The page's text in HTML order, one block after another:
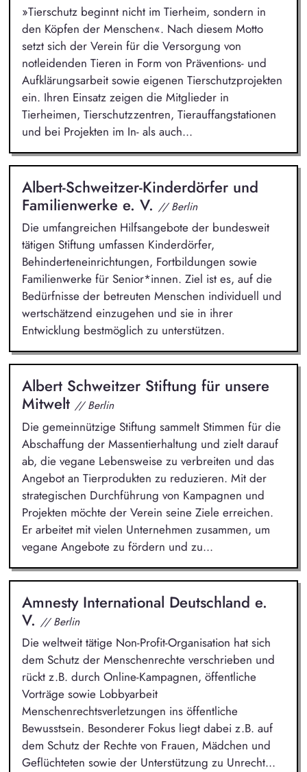
»Tierschutz beginnt nicht im Tierheim, sondern in
den Köpfen der Menschen«. Nach diesem Motto
setzt sich der Verein für die Versorgung von
notleidenden Tieren in Form von Präventions- und
Aufklärungsarbeit sowie eigenen Tierschutzprojekten
ein. Ihren Einsatz zeigen die Mitglieder in
Tierheimen, Tierschutzzentren, Tierauffangstationen
und bei Projekten im In- als auch...
Albert-Schweitzer-Kinderdörfer und
Familienwerke e. V. // Berlin
Die umfangreichen Hilfsangebote der bundesweit
tätigen Stiftung umfassen Kinderdörfer,
Behinderteneinrichtungen, Fortbildungen sowie
Familienwerke für Senior*innen. Ziel ist es, auf die
Bedürfnisse der betreuten Menschen individuell und
wertschätzend einzugehen und sie in ihrer
Entwicklung bestmöglich zu unterstützen.
Albert Schweitzer Stiftung für unsere
Mitwelt // Berlin
Die gemeinnützige Stiftung sammelt Stimmen für die
Abschaffung der Massentierhaltung und zielt darauf
ab, die vegane Lebensweise zu verbreiten und das
Angebot an Tierprodukten zu reduzieren. Mit der
strategischen Durchführung von Kampagnen und
Projekten möchte der Verein seine Ziele erreichen.
Er arbeitet mit vielen Unternehmen zusammen, um
vegane Angebote zu fördern und zu...
Amnesty International Deutschland e.
V. // Berlin
Die weltweit tätige Non-Profit-Organisation hat sich
dem Schutz der Menschenrechte verschrieben und
rückt z.B. durch Online-Kampagnen, öffentliche
Vorträge sowie Lobbyarbeit
Menschenrechtsverletzungen ins öffentliche
Bewusstsein. Besonderer Fokus liegt dabei z.B. auf
dem Schutz der Rechte von Frauen, Mädchen und
Geflüchteten sowie der Unterstützung zu Unrecht...